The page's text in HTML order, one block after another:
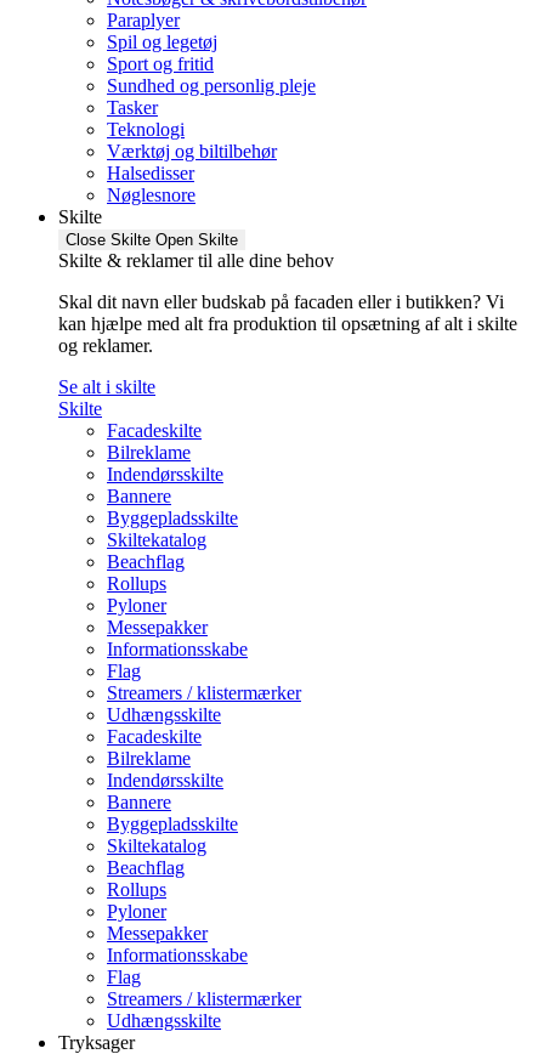
Paraplyer
Spil og legetøj
Sport og fritid
Sundhed og personlig pleje
Tasker
Teknologi
Værktøj og biltilbehør
Halsedisser
Nøglesnore
Skilte
Close Skilte Open Skilte
Skilte & reklamer til alle dine behov
Skal dit navn eller budskab på facaden eller i butikken? Vi
kan hjælpe med alt fra produktion til opsætning af alt i skilte
og reklamer.
Se alt i skilte
Skilte
Facadeskilte
Bilreklame
Indendørsskilte
Bannere
Byggepladsskilte
Skiltekatalog
Beachflag
Rollups
Pyloner
Messepakker
Informationsskabe
Flag
Streamers / klistermærker
Udhængsskilte
Facadeskilte
Bilreklame
Indendørsskilte
Bannere
Byggepladsskilte
Skiltekatalog
Beachflag
Rollups
Pyloner
Messepakker
Informationsskabe
Flag
Streamers / klistermærker
Udhængsskilte
Tryksager